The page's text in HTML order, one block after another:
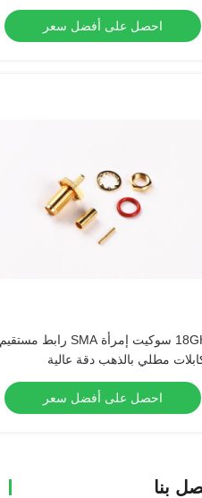
احصل على أفضل سعر
18GHz سوكيت إمرأة SMA رابط مستقيم
مطلي بالذهب دقة عالية
احصل على أفضل سعر
بنا